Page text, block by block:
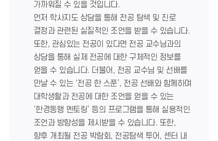
가까워질 수 있을 것입니다.
먼저 학사지도 상담을 통해 전공 탐색 및 진로
결정과 관련된 실질적인 조언을 받을 수 있습니다.
또한, 관심있는 전공이 있다면 전공 교수님과의
상담을 통해 실제 전공에 대한 구체적인 정보를
얻을 수 있습니다. 더불어, 전공 교수님 및 선배를
만날 수 있는 ‘전공 한 스푼’, 전공 선배와 함께하며
대학생활과 전공에 대한 조언을 얻을 수 있는
‘한경동행 멘토링’ 등의 프로그램을 통해 실용적인
조언과 방향성을 제시받을 수 있습니다. 또한,
향후 개최될 전공 박람회, 전공탐색 투어, 센터 내